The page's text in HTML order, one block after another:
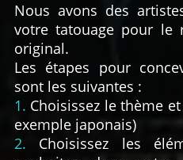
Nous avons des
votre tatouage pour le
original.
Les étapes pour
sont les suivantes :
1. Choisissez le thème
exemple japonais)
2. Choisissez les